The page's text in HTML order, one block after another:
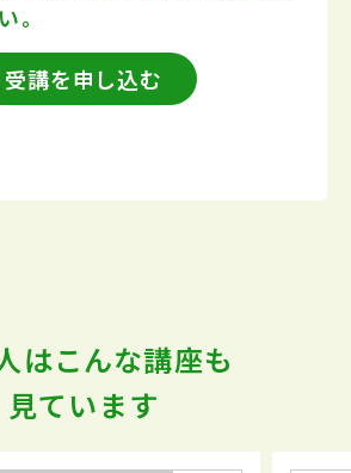
。
受講を申し込む
はこんな講座も
見ています